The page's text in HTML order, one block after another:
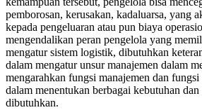
pemborosan, kerusakan, kadaluarsa, yang
kepada pengeluaran atau pun biaya
mengendalikan peran pengelola yang
mengatur sistem logistik, dibutuhkan
dalam mengatur unsur manajemen dalam
mengarahkan fungsi manajemen dan
dalam menentukan berbagai kebutuhan
dibutuhkan.